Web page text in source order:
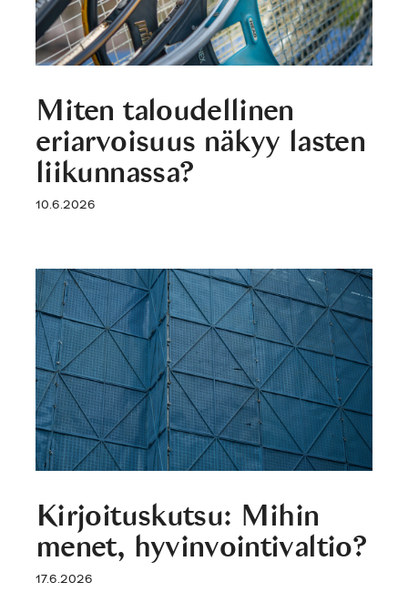
Miten taloudellinen
eriarvoisuus näkyy lasten
liikunnassa?
10.6.2026
Kirjoituskutsu: Mihin
menet, hyvinvointivaltio?
17.6.2026